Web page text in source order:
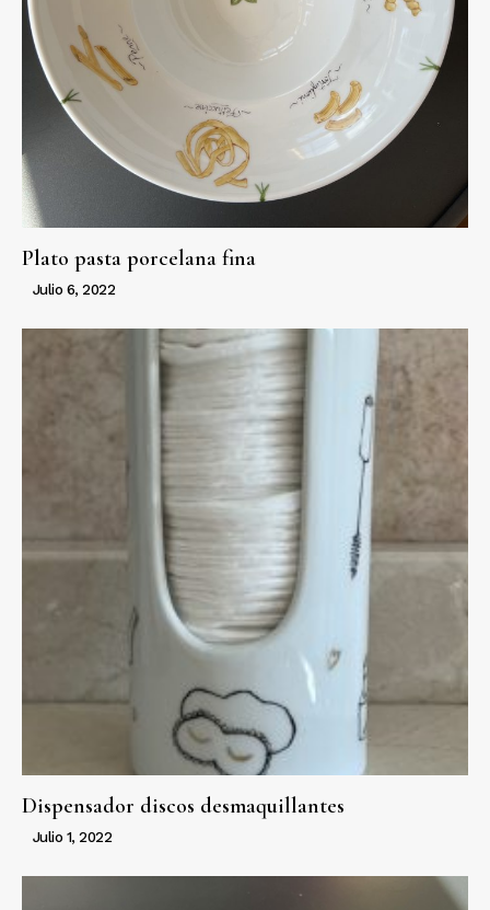
Plato pasta porcelana fina
Julio 6, 2022
Dispensador discos desmaquillantes
Julio 1, 2022